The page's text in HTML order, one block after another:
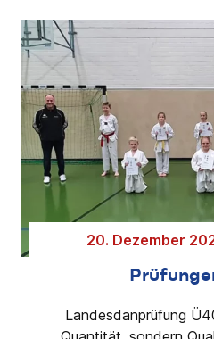
20. Dezember
Landesdanprüfung